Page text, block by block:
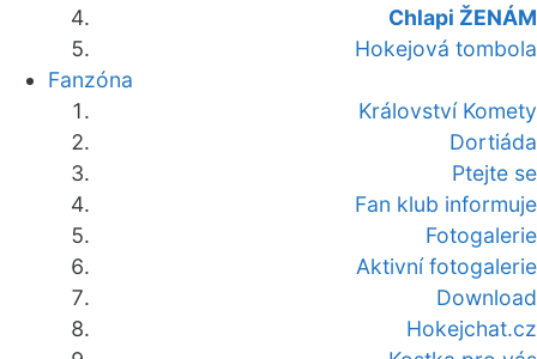
Chlapi ŽENÁM
Hokejová tombola
Fanzóna
Království Komety
Dortiáda
Ptejte se
Fan klub informuje
Fotogalerie
Aktivní fotogalerie
Download
Hokejchat.cz